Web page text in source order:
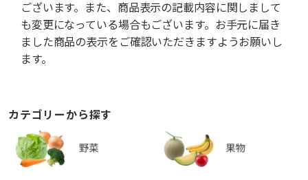
ございます。また、商品表示の記載内容に関しまして
も変更になっている場合もございます。お手元に届き
ました商品の表示をご確認いただきますようお願いし
ます。
カテゴリーから探す